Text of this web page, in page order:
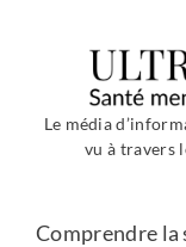
Le média
vu à travers
Comprendre